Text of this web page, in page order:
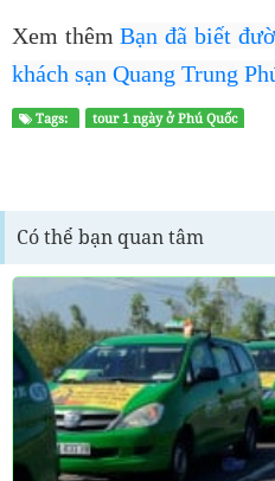
Xem thêmBạn đã biết
khách sạn Quang Trung
Tags: tour 1 ngày ở Phú Quốc
Có thể bạn quan tâm